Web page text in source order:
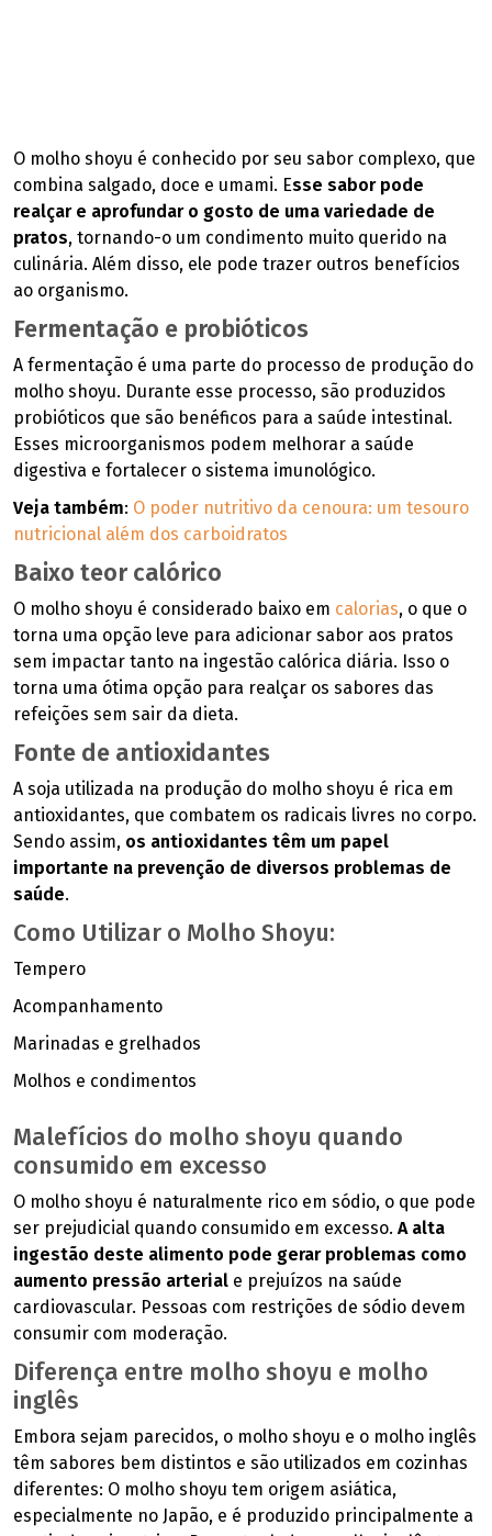
O molho shoyu é conhecido por seu sabor complexo, que
combina salgado, doce e umami. Esse sabor pode
realçar e aprofundar o gosto de uma variedade de
pratos, tornando-o um condimento muito querido na
culinária. Além disso, ele pode trazer outros benefícios
ao organismo.
Fermentação e probióticos
A fermentação é uma parte do processo de produção do
molho shoyu. Durante esse processo, são produzidos
probióticos que são benéficos para a saúde intestinal.
Esses microorganismos podem melhorar a saúde
digestiva e fortalecer o sistema imunológico.
Veja também: O poder nutritivo da cenoura: um tesouro
nutricional além dos carboidratos
Baixo teor calórico
O molho shoyu é considerado baixo em calorias, o que o
torna uma opção leve para adicionar sabor aos pratos
sem impactar tanto na ingestão calórica diária. Isso o
torna uma ótima opção para realçar os sabores das
refeições sem sair da dieta.
Fonte de antioxidantes
A soja utilizada na produção do molho shoyu é rica em
antioxidantes, que combatem os radicais livres no corpo.
Sendo assim, os antioxidantes têm um papel
importante na prevenção de diversos problemas de
saúde.
Como Utilizar o Molho Shoyu:
Tempero
Acompanhamento
Marinadas e grelhados
Molhos e condimentos
Malefícios do molho shoyu quando
consumido em excesso
O molho shoyu é naturalmente rico em sódio, o que pode
ser prejudicial quando consumido em excesso. A alta
ingestão deste alimento pode gerar problemas como
aumento pressão arterial e prejuízos na saúde
cardiovascular. Pessoas com restrições de sódio devem
consumir com moderação.
Diferença entre molho shoyu e molho
inglês
Embora sejam parecidos, o molho shoyu e o molho inglês
têm sabores bem distintos e são utilizados em cozinhas
diferentes: O molho shoyu tem origem asiática,
especialmente no Japão, e é produzido principalmente a